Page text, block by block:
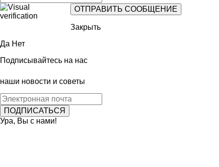
Закрыть
Да Нет
Подписывайтесь на нас
наши новости и советы
Ура, Вы с нами!